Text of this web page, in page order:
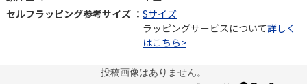
セルフラッピング参考サイズ ： Sサイズ
ラッピングサービスについて詳しく
はこちら>
投稿画像はありません。